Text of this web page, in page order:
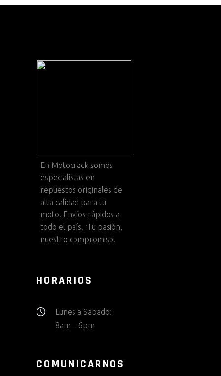
En Motocrack somos
especialistas en
repuestos originales de
alta calidad para tu
moto. Envíos rápidos a
todo el país. ¡Tu pasión,
nuestro compromiso!
HORARIOS
Lunes a Sabado:
8am – 6pm
COMUNICARNOS